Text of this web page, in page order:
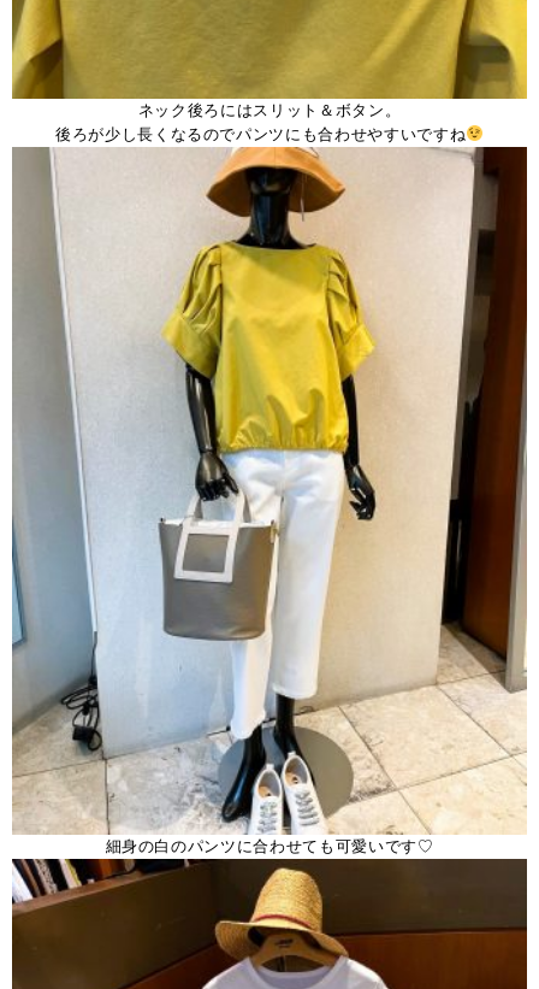
ネック後ろにはスリット＆ボタン。
後ろが少し長くなるのでパンツにも合わせやすいですね
細身の白のパンツに合わせても可愛いです♡